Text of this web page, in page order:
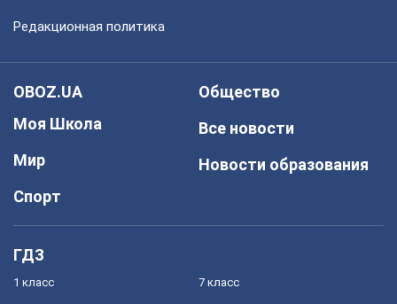
Редакционная политика
OBOZ.UA
Моя Школа
Мир
Спорт
Общество
Все новости
Новости образования
ГДЗ
1 класс 7 класс